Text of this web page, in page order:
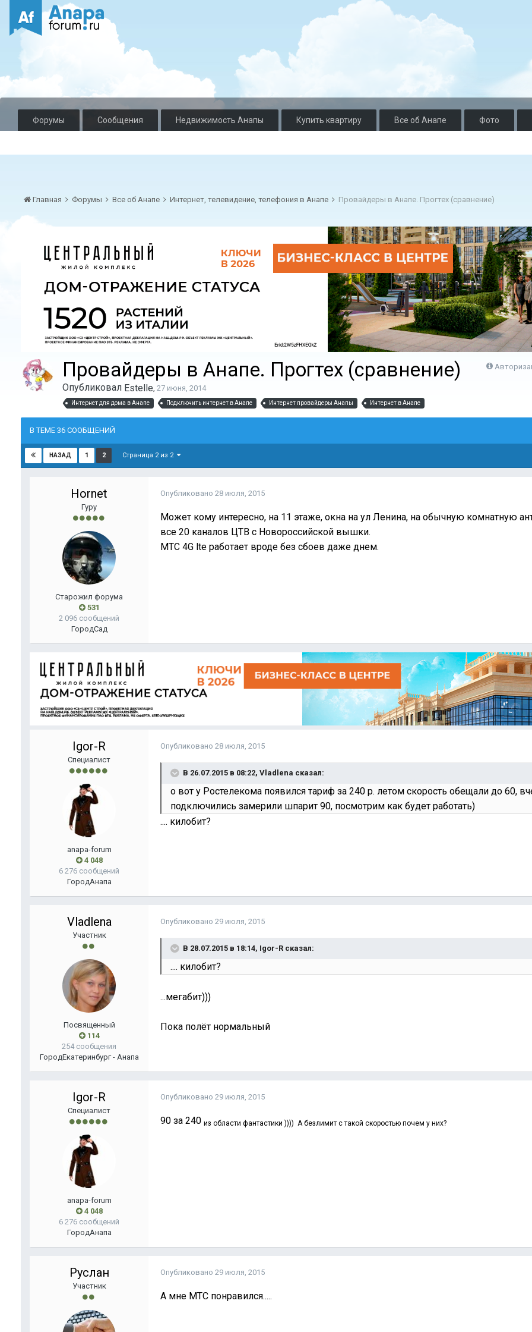
Форумы Сообщения Недвижимость Анапы Купить квартиру Все об Анапе Фото
Главная Форумы Все об Анапе Интернет, телевидение, телефония в Анапе Провайдеры в Анапе. Прогтех (сравнение)
Провайдеры в Анапе. Прогтех (сравнение)
Опубликовал Estelle 27 июня, 2014
Интернет для дома в Анапе Подключить интернет в Анапе Интернет провайдеры Анапы Интернет в Анапе
В ТЕМЕ 36 СООБЩЕНИЙ
НАЗАД 1 2 Страница 2 из 2
Hornet
Гуру
Старожил форума
531
2 096 сообщений
ГородСад
Опубликовано 28 июля, 2015
Может кому интересно, на 11 этаже, окна на ул Ленина, на обычную комнатную
все 20 каналов ЦТВ с Новороссийской вышки.
МТС 4G lte работает вроде без сбоев даже днем.
Igor-R
Специалист
anapa-forum
4 048
6 276 сообщений
ГородАнапа
Опубликовано 28 июля, 2015
В 26.07.2015 в 08:22, Vladlena сказал:
о вот у Ростелекома появился тариф за 240 р. летом скорость обещали до 60,
подключились замерили шпарит 90, посмотрим как будет работать)
.... килобит?
Vladlena
Участник
Посвященный
114
254 сообщения
ГородЕкатеринбург - Анапа
Опубликовано 29 июля, 2015
В 28.07.2015 в 18:14, Igor-R сказал:
.... килобит?
...мегабит)))
Пока полёт нормальный
Igor-R
Специалист
anapa-forum
4 048
6 276 сообщений
ГородАнапа
Опубликовано 29 июля, 2015
90 за 240 из области фантастики )))) А безлимит с такой скоростью почем у них?
Руслан
Участник
Опубликовано 29 июля, 2015
А мне МТС понравился.....